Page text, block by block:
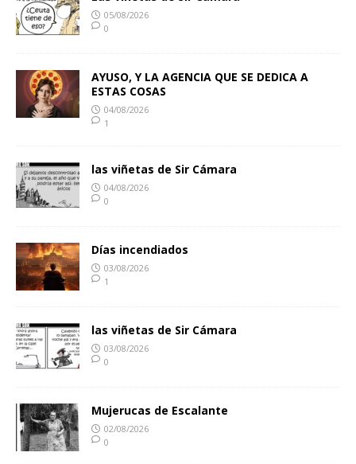
05/08/2026
0
AYUSO, Y LA AGENCIA QUE SE DEDICA A
ESTAS COSAS
04/08/2026
1
las viñetas de Sir Cámara
04/08/2026
0
Días incendiados
03/08/2026
1
las viñetas de Sir Cámara
03/08/2026
0
Mujerucas de Escalante
02/08/2026
0